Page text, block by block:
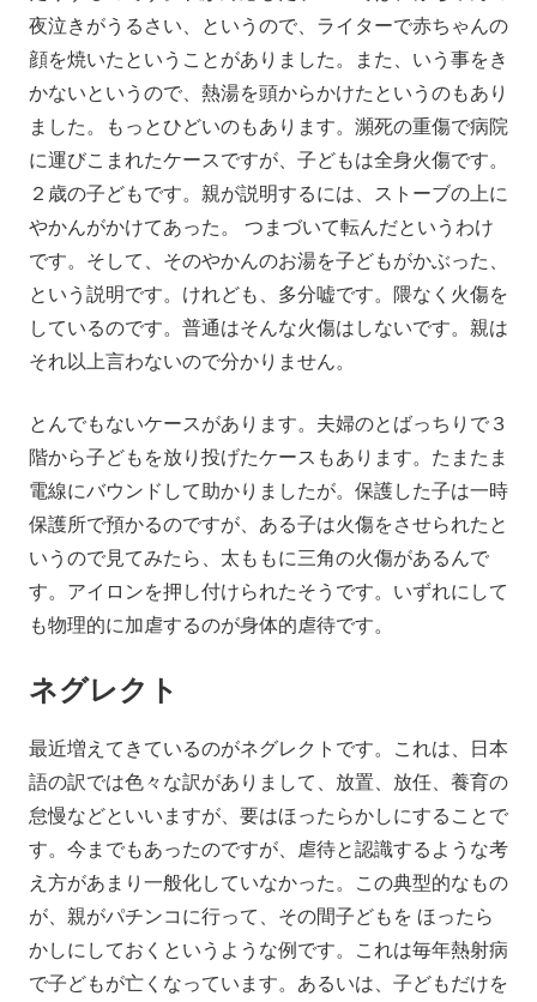
夜泣きがうるさい、というので、ライターで赤ちゃんの
顔を焼いたということがありました。また、いう事をき
かないというので、熱湯を頭からかけたというのもあり
ました。もっとひどいのもあります。瀕死の重傷で病院
に運びこまれたケースですが、子どもは全身火傷です。
２歳の子どもです。親が説明するには、ストーブの上に
やかんがかけてあった。 つまづいて転んだというわけ
です。そして、そのやかんのお湯を子どもがかぶった、
という説明です。けれども、多分嘘です。隈なく火傷を
しているのです。普通はそんな火傷はしないです。親は
それ以上言わないので分かりません。
とんでもないケースがあります。夫婦のとばっちりで３
階から子どもを放り投げたケースもあります。たまたま
電線にバウンドして助かりましたが。保護した子は一時
保護所で預かるのですが、ある子は火傷をさせられたと
いうので見てみたら、太ももに三角の火傷があるんで
す。アイロンを押し付けられたそうです。いずれにして
も物理的に加虐するのが身体的虐待です。
ネグレクト
最近増えてきているのがネグレクトです。これは、日本
語の訳では色々な訳がありまして、放置、放任、養育の
怠慢などといいますが、要はほったらかしにすることで
す。今までもあったのですが、虐待と認識するような考
え方があまり一般化していなかった。この典型的なもの
が、親がパチンコに行って、その間子どもを ほったら
かしにしておくというような例です。これは毎年熱射病
で子どもが亡くなっています。あるいは、子どもだけを